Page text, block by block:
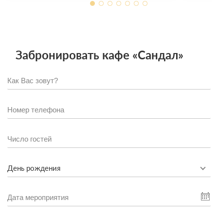
Забронировать кафе «Сандал»
День рождения